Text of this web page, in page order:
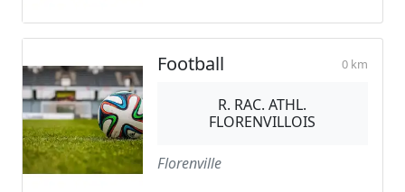
Football 0 km
R. RAC. ATHL.
FLORENVILLOIS
Florenville